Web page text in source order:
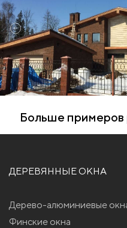
Больше примеров
ДЕРЕВЯННЫЕ ОКНА
Дерево-алюминиевые
Финские окна